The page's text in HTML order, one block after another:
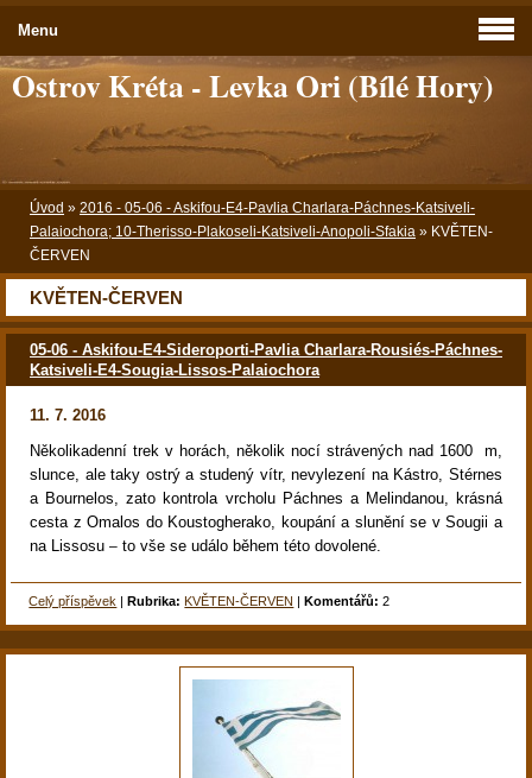
Ostrov Kréta - Levka Ori (Bílé Hory)
Úvod » 2016 - 05-06 - Askifou-E4-Pavlia Charlara-Páchnes-Katsiveli-
Palaiochora; 10-Therisso-Plakoseli-Katsiveli-Anopoli-Sfakia » KVĚTEN-
ČERVEN
KVĚTEN-ČERVEN
05-06 - Askifou-E4-Sideroporti-Pavlia Charlara-Rousiés-Páchnes-
Katsiveli-E4-Sougia-Lissos-Palaiochora
11. 7. 2016
Několikadenní trek v horách, několik nocí strávených nad 1600 m,
slunce, ale taky ostrý a studený vítr, nevylezení na Kástro, Stérnes
a Bournelos, zato kontrola vrcholu Páchnes a Melindanou, krásná
cesta z Omalos do Koustogherako, koupání a slunění se v Sougii a
na Lissosu – to vše se událo během této dovolené.
Celý příspěvek |Rubrika: KVĚTEN-ČERVEN |Komentářů: 2
Menu